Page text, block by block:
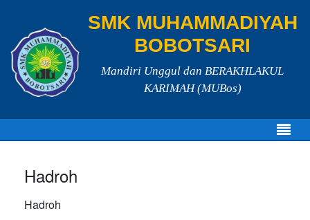
SMK MUHAMMADIYAH
BOBOTSARI
Mandiri Unggul dan BERAKHLAKUL
KARIMAH (MUBos)
Hadroh
Hadroh